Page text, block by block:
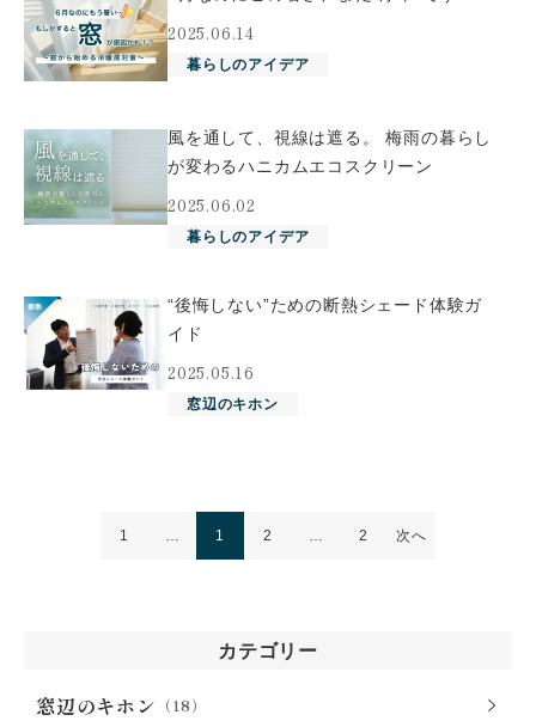
2025.06.14
暮らしのアイデア
風を通して、視線は遮る。 梅雨の暮らし
が変わるハニカムエコスクリーン
2025.06.02
暮らしのアイデア
“後悔しない”ための断熱シェード体験ガ
イド
2025.05.16
窓辺のキホン
1 … 1 2 … 2 次へ
カテゴリー
窓辺のキホン （18）